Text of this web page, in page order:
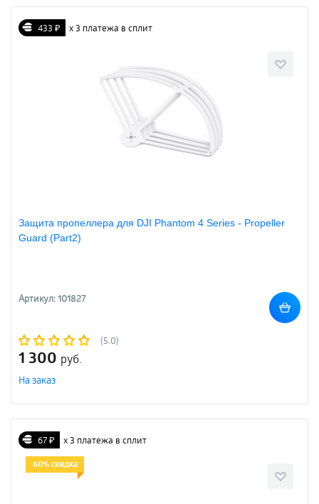
433 ₽ х 3 платежа в сплит
Защита пропеллера для DJI Phantom 4 Series - Propeller
Guard (Part2)
Артикул: 101827
(5.0)
1 300 руб.
На заказ
67 ₽ х 3 платежа в сплит
60% скидка